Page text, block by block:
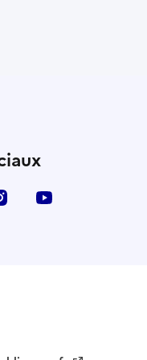
instagram